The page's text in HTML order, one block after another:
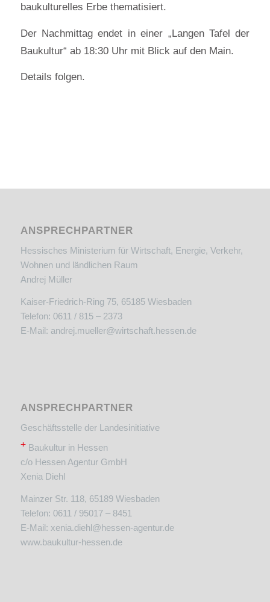
baukulturelles Erbe thematisiert.
Der Nachmittag endet in einer „Langen Tafel der
Baukultur“ ab 18:30 Uhr mit Blick auf den Main.
Details folgen.
ANSPRECHPARTNER
Hessisches Ministerium für Wirtschaft, Energie, Verkehr,
Wohnen und ländlichen Raum
Andrej Müller
Kaiser-Friedrich-Ring 75, 65185 Wiesbaden
Telefon: 0611 / 815 – 2373
E-Mail: andrej.mueller@wirtschaft.hessen.de
ANSPRECHPARTNER
Geschäftsstelle der Landesinitiative
+Baukultur in Hessen
c/o Hessen Agentur GmbH
Xenia Diehl
Mainzer Str. 118, 65189 Wiesbaden
Telefon: 0611 / 95017 – 8451
E-Mail: xenia.diehl@hessen-agentur.de
www.baukultur-hessen.de